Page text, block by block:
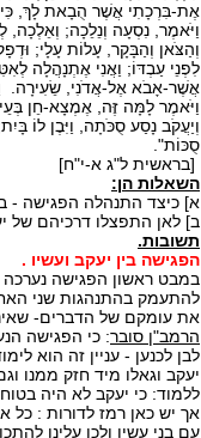
אֶת-בִּרְכָתִי אֲשֶׁר הֻבָאת לָךְ, כִּי-
וַיֹּאמֶר, נִסְעָה וְנֵלֵכָה; וְאֵלְכָה,
וְהַצֹּאן וְהַבָּקָר, עָלוֹת עָלָי;
לִפְנֵי עַבְדּוֹ; וַאֲנִי אֶתְנָהֲלָה
אֲשֶׁר-אָבֹא אֶל-אֲדֹנִי, שֵׂעִירָה.
וַיֹּאמֶר לָמָּה זֶּה, אֶמְצָא-חֵן
וְיַעֲקֹב נָסַע סֻכֹּתָה, וַיִּבֶן לוֹ
סֻכּוֹת".
[בראשית ל"ג א-י"ח]
השאלות הן:
א] כיצד התנהלה הפגישה -
ב] לאן התפצלו דרכיהם של
תשובות.
הפגישה בין יעקב ועשיו .
במבט ראשון הפגישה
להתעמק בהתנהגות שני
את עומקם של הדברים-
הרמב"ן סובר: כי הפגישה
לבן לכנען - עניין זה הוא
יעקב וגאלו מיד חזק ממנו
ללמוד: כי יעקב לא היה
אך יש כאן רמז לדורות : כל
עם בני עשיו ולכן עלינו